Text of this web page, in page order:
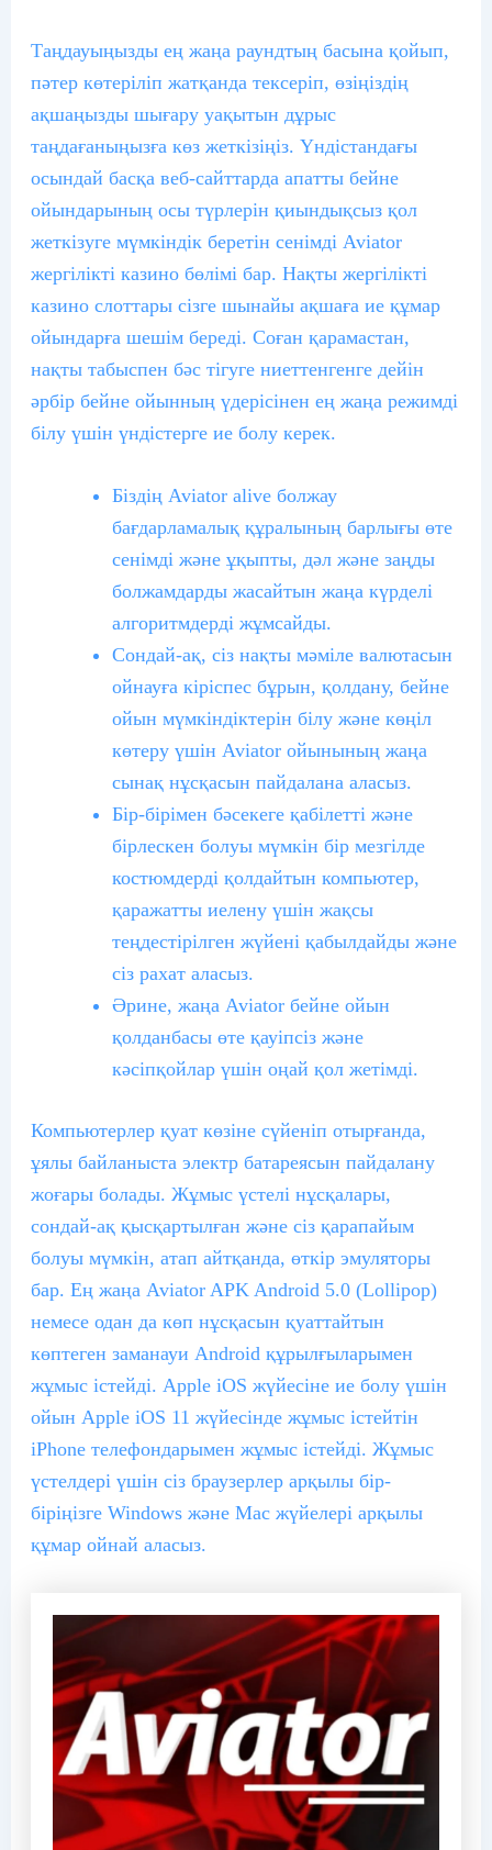
Таңдауыңызды ең жаңа раундтың басына қойып,
пәтер көтеріліп жатқанда тексеріп, өзіңіздің
ақшаңызды шығару уақытын дұрыс
таңдағаныңызға көз жеткізіңіз. Үндістандағы
осындай басқа веб-сайттарда апатты бейне
ойындарының осы түрлерін қиындықсыз қол
жеткізуге мүмкіндік беретін сенімді Aviator
жергілікті казино бөлімі бар. Нақты жергілікті
казино слоттары сізге шынайы ақшаға ие құмар
ойындарға шешім береді. Соған қарамастан,
нақты табыспен бәс тігуге ниеттенгенге дейін
әрбір бейне ойынның үдерісінен ең жаңа режимді
білу үшін үндістерге ие болу керек.
Біздің Aviator alive болжау
бағдарламалық құралының барлығы өте
сенімді және ұқыпты, дәл және заңды
болжамдарды жасайтын жаңа күрделі
алгоритмдерді жұмсайды.
Сондай-ақ, сіз нақты мәміле валютасын
ойнауға кіріспес бұрын, қолдану, бейне
ойын мүмкіндіктерін білу және көңіл
көтеру үшін Aviator ойынының жаңа
сынақ нұсқасын пайдалана аласыз.
Бір-бірімен бәсекеге қабілетті және
бірлескен болуы мүмкін бір мезгілде
костюмдерді қолдайтын компьютер,
қаражатты иелену үшін жақсы
теңдестірілген жүйені қабылдайды және
сіз рахат аласыз.
Әрине, жаңа Aviator бейне ойын
қолданбасы өте қауіпсіз және
кәсіпқойлар үшін оңай қол жетімді.
Компьютерлер қуат көзіне сүйеніп отырғанда,
ұялы байланыста электр батареясын пайдалану
жоғары болады. Жұмыс үстелі нұсқалары,
сондай-ақ қысқартылған және сіз қарапайым
болуы мүмкін, атап айтқанда, өткір эмуляторы
бар. Ең жаңа Aviator APK Android 5.0 (Lollipop)
немесе одан да көп нұсқасын қуаттайтын
көптеген заманауи Android құрылғыларымен
жұмыс істейді. Apple iOS жүйесіне ие болу үшін
ойын Apple iOS 11 жүйесінде жұмыс істейтін
iPhone телефондарымен жұмыс істейді. Жұмыс
үстелдері үшін сіз браузерлер арқылы бір-
біріңізге Windows және Mac жүйелері арқылы
құмар ойнай аласыз.